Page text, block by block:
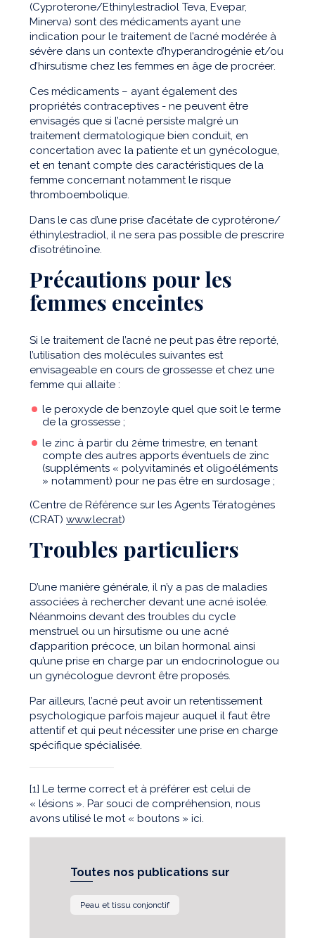
(Cyproterone/Ethinylestradiol Teva, Evepar,
Minerva) sont des médicaments ayant une
indication pour le traitement de l’acné modérée à
sévère dans un contexte d’hyperandrogénie et/ou
d’hirsutisme chez les femmes en âge de procréer.
Ces médicaments – ayant également des
propriétés contraceptives - ne peuvent être
envisagés que si l’acné persiste malgré un
traitement dermatologique bien conduit, en
concertation avec la patiente et un gynécologue,
et en tenant compte des caractéristiques de la
femme concernant notamment le risque
thromboembolique.
Dans le cas d’une prise d’acétate de cyprotérone/
éthinylestradiol, il ne sera pas possible de prescrire
d’isotrétinoïne.
Précautions pour les
femmes enceintes
Si le traitement de l’acné ne peut pas être reporté,
l’utilisation des molécules suivantes est
envisageable en cours de grossesse et chez une
femme qui allaite :
le peroxyde de benzoyle quel que soit le terme
de la grossesse ;
le zinc à partir du 2ème trimestre, en tenant
compte des autres apports éventuels de zinc
(suppléments « polyvitaminés et oligoéléments
» notamment) pour ne pas être en surdosage ;
(Centre de Référence sur les Agents Tératogènes
(CRAT) www.lecrat)
Troubles particuliers
D’une manière générale, il n’y a pas de maladies
associées à rechercher devant une acné isolée.
Néanmoins devant des troubles du cycle
menstruel ou un hirsutisme ou une acné
d’apparition précoce, un bilan hormonal ainsi
qu’une prise en charge par un endocrinologue ou
un gynécologue devront être proposés.
Par ailleurs, l’acné peut avoir un retentissement
psychologique parfois majeur auquel il faut être
attentif et qui peut nécessiter une prise en charge
spécifique spécialisée.
[1] Le terme correct et à préférer est celui de
« lésions ». Par souci de compréhension, nous
avons utilisé le mot « boutons » ici.
Toutes nos publications sur
Peau et tissu conjonctif